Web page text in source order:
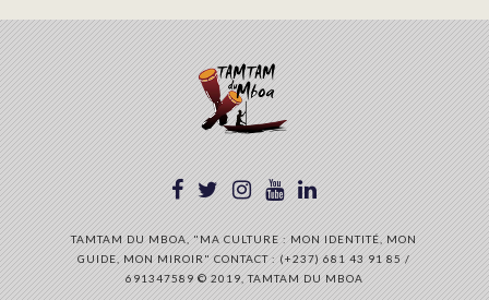
TAMTAM DU MBOA, "MA CULTURE : MON IDENTITÉ, MON
GUIDE, MON MIROIR" CONTACT : (+237) 681 43 91 85 /
691347589 © 2019, TAMTAM DU MBOA